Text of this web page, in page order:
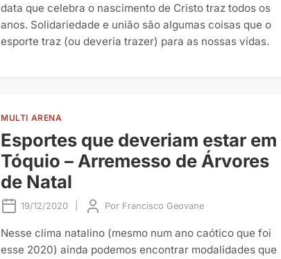
data que celebra o nascimento de Cristo traz todos os
anos. Solidariedade e união são algumas coisas que o
esporte traz (ou deveria trazer) para as nossas vidas.
MULTI ARENA
Esportes que deveriam estar em
Tóquio – Arremesso de Árvores
de Natal
19/12/2020 Por Francisco Geovane
Nesse clima natalino (mesmo num ano caótico que foi
esse 2020) ainda podemos encontrar modalidades que